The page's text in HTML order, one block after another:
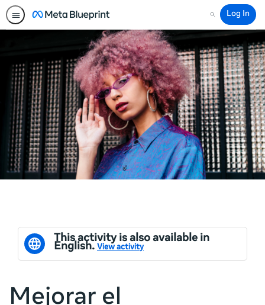
Search
Log In
This activity is also available in
English. View activity
Mejorar el